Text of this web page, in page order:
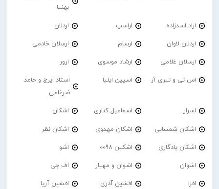
بهنیا
اراد اسدزاده اراسپ اردلان
اردلان لاوان ارسام ارسلان خادمی
ارسلان غلامی ارشاد موسوی ارور
اس تی و تیری آر اسپین ایلیا
استاد ایرج و حامد
ضرغامی
اسرار اسماعیل کناری اشکان
اشکان شمسایی اشکان مهدوی اشکان نظر
اشکان یادگاری اشکین 0098 اشو
اشوان اشوان و مهیار اف جی
افرا افشین آذری افشین آریا